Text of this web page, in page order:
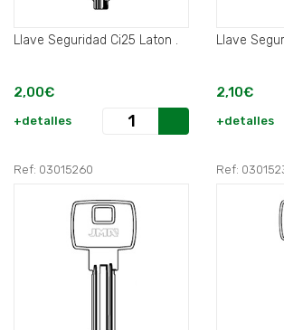
Llave Seguridad Ci25 Laton .
2,00€
+detalles
2,10€
+detalles
Ref: 03015260 Ref: